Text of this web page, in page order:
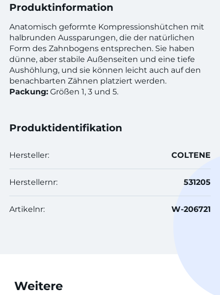
Produktinformation
Anatomisch geformte Kompressionshütchen mit
halbrunden Aussparungen, die der natürlichen
Form des Zahnbogens entsprechen. Sie haben
dünne, aber stabile Außenseiten und eine tiefe
Aushöhlung, und sie können leicht auch auf den
benachbarten Zähnen platziert werden.
Packung: Größen 1, 3 und 5.
Produktidentifikation
Hersteller: COLTENE
Herstellernr: 531205
Artikelnr: W-206721
Weitere